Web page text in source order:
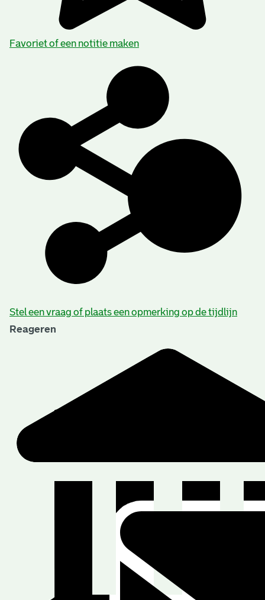
Favoriet of een notitie maken
Stel een vraag of plaats een opmerking op de tijdlijn
Reageren